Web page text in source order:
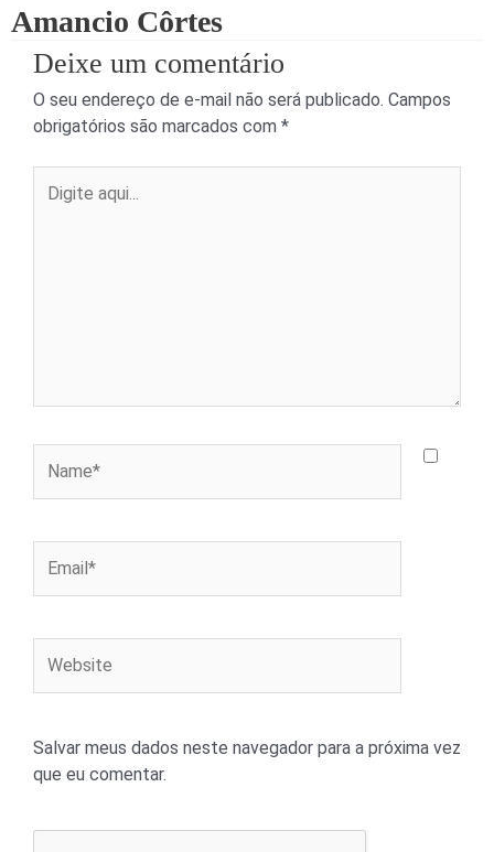
Amancio Côrtes
Deixe um comentário
O seu endereço de e-mail não será publicado. Campos
obrigatórios são marcados com *
aqui...
Salvar meus dados neste navegador para a próxima vez
que eu comentar.